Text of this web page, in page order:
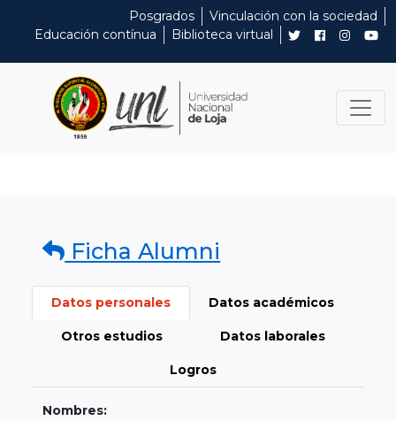
Posgrados
Vinculación con la sociedad
Educación contínua
Biblioteca virtual
Ficha Alumni
Datos personales Datos académicos
Otros estudios Datos laborales
Logros
Nombres: